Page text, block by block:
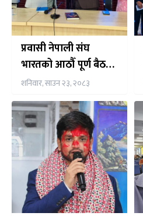
प्रवासी नेपाली संघ
भारतको आठौँ पूर्ण बैठक
तथा विस्तारित भेला नयाँ
दिल्लीमा सुरु
शनिवार, साउन २३, २०८३